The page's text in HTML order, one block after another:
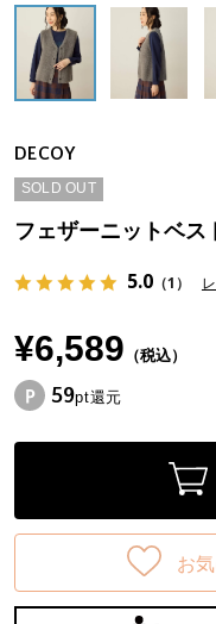
DECOY
SOLD OUT
フェザーニットベス
5.0（1）
¥6,589 （税込）
59pt還元
お